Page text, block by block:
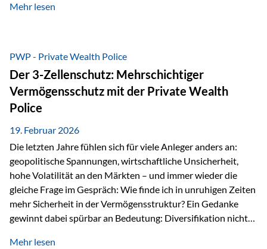
Dynamik in das Jahr 2026 gestartet. Zwischen dem
Währungen: +11,5 % Bereits 2025 war ein außergewöhnlich
starkes Jahr: +64,4 % in USD Durchschnitt über alle
Währungen: +56,6 % Langfristig zeigt sich ebenfalls ein
solides…
Mehr lesen
PWP - Private Wealth Police
Der 3-Zellenschutz: Mehrschichtiger
Vermögensschutz mit der Private Wealth
Police
19. Februar 2026
Die letzten Jahre fühlen sich für viele Anleger anders an:
geopolitische Spannungen, wirtschaftliche Unsicherheit,
hohe Volatilität an den Märkten – und immer wieder die
gleiche Frage im Gespräch: Wie finde ich in unruhigen Zeiten
mehr Sicherheit in der Vermögensstruktur? Ein Gedanke
gewinnt dabei spürbar an Bedeutung: Diversifikation nicht
Wer Vermögen ausschließlich in einem Rechtsraum
Mehr lesen